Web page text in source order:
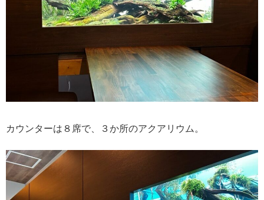
カウンターは８席で、３か所のアクアリウム。